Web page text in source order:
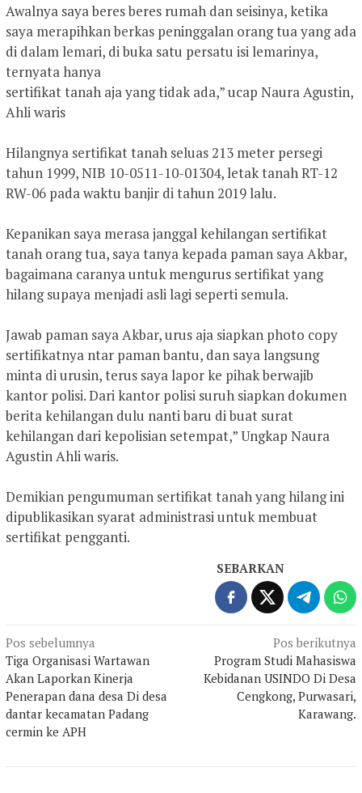
Awalnya saya beres beres rumah dan seisinya, ketika
saya merapihkan berkas peninggalan orang tua yang ada
di dalam lemari, di buka satu persatu isi lemarinya,
ternyata hanya
sertifikat tanah aja yang tidak ada,” ucap Naura Agustin,
Ahli waris
Hilangnya sertifikat tanah seluas 213 meter persegi
tahun 1999, NIB 10-0511-10-01304, letak tanah RT-12
RW-06 pada waktu banjir di tahun 2019 lalu.
Kepanikan saya merasa janggal kehilangan sertifikat
tanah orang tua, saya tanya kepada paman saya Akbar,
bagaimana caranya untuk mengurus sertifikat yang
hilang supaya menjadi asli lagi seperti semula.
Jawab paman saya Akbar, urus aja siapkan photo copy
sertifikatnya ntar paman bantu, dan saya langsung
minta di urusin, terus saya lapor ke pihak berwajib
kantor polisi. Dari kantor polisi suruh siapkan dokumen
berita kehilangan dulu nanti baru di buat surat
kehilangan dari kepolisian setempat,” Ungkap Naura
Agustin Ahli waris.
Demikian pengumuman sertifikat tanah yang hilang ini
dipublikasikan syarat administrasi untuk membuat
sertifikat pengganti.
SEBARKAN
Navigasi
pos
Pos sebelumnya
Tiga Organisasi Wartawan
Akan Laporkan Kinerja
Penerapan dana desa Di desa
dantar kecamatan Padang
cermin ke APH
Pos berikutnya
Program Studi Mahasiswa
Kebidanan USINDO Di Desa
Cengkong, Purwasari,
Karawang.